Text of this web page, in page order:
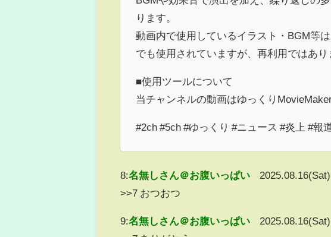
ります。
動画内で使用しているイラスト・BGM等
でも使用されていますが、再利用ではあり
■使用ツールについて
当チャンネルの動画はゆっくり
#2ch #5ch #ゆっくり #ニュース #炎上 #報
8:名無しさん＠お腹いっぱい
2025.08.16(Sat)
>>7 おつおつ
9:名無しさん＠お腹いっぱい
2025.08.16(Sat)